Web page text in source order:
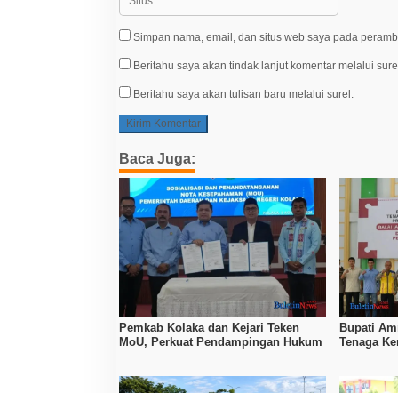
Simpan nama, email, dan situs web saya pada
Beritahu saya akan tindak lanjut komentar melalui
Beritahu saya akan tulisan baru melalui surel.
Baca Juga:
Pemkab Kolaka dan Kejari Teken
MoU, Perkuat Pendampingan Hukum
Bupati
Tenaga